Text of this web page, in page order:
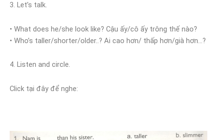
3. Let’s talk.
• What does he/she look like? Cậu ấy/cô ấy trông thế nào?
• Who’s taller/shorter/older..? Ai cao hơn/ thấp hơn/già hơn…?
4. Listen and circle.
Click tại đây để nghe: